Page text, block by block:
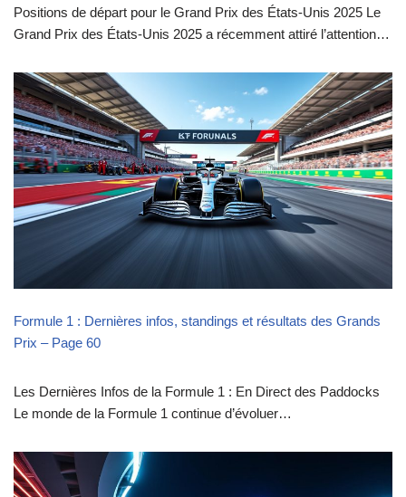
Positions de départ pour le Grand Prix des États-Unis 2025 Le
Grand Prix des États-Unis 2025 a récemment attiré l’attention…
Formule 1 : Dernières infos, standings et résultats des Grands
Prix – Page 60
Les Dernières Infos de la Formule 1 : En Direct des Paddocks
Le monde de la Formule 1 continue d’évoluer…